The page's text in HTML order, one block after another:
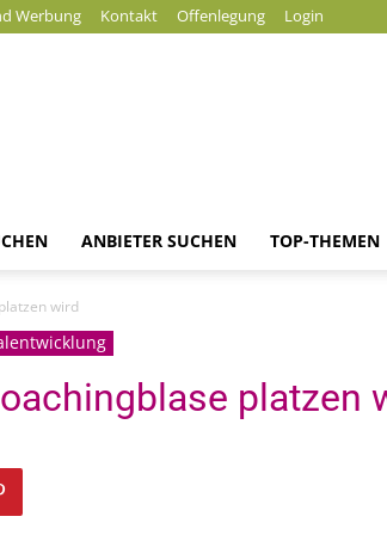
Werbung Kontakt Offenlegung Login
ANBIETER SUCHEN TOP-THEMEN
wird
platzen